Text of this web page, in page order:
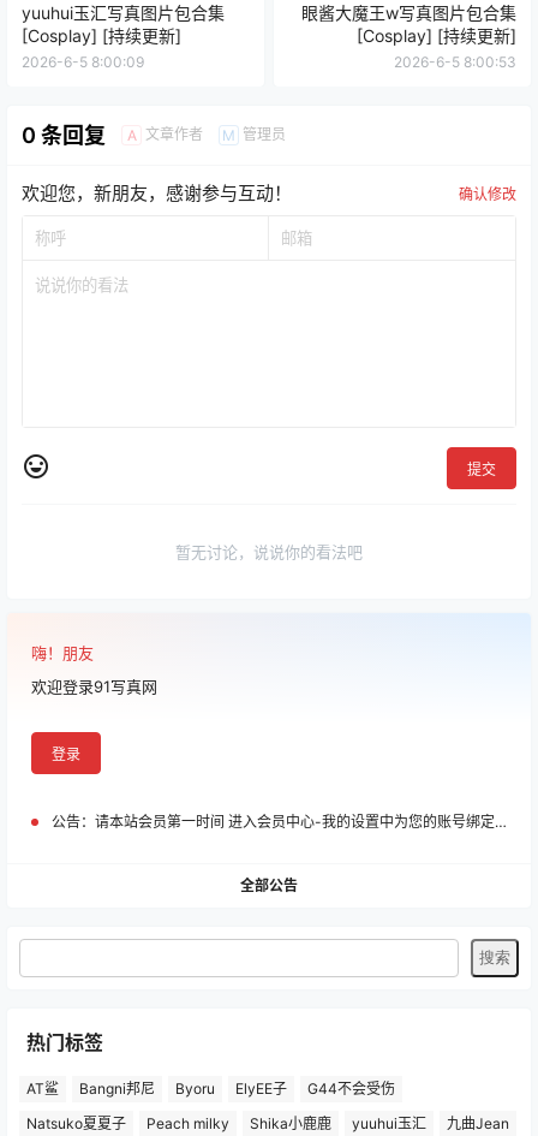
yuuhui玉汇写真图片包合集
[Cosplay] [持续更新]
2026-6-5 8:00:09
眼酱大魔王w写真图片包合集
[Cosplay] [持续更新]
2026-6-5 8:00:53
0 条回复 A 文章作者 M 管理员
欢迎您，新朋友，感谢参与互动！ 确认修改
提交
暂无讨论，说说你的看法吧
嗨！朋友
欢迎登录91写真网
登录
公告： 请本站会员第一时间 进入会员中心-我的设置中为您的账号绑定邮箱!
全部公告
热门标签
AT鲨 Bangni邦尼 Byoru ElyEE子
G44不会受伤
Natsuko夏夏子
Peach milky Shika小鹿鹿 yuuhui玉汇 九曲Jean